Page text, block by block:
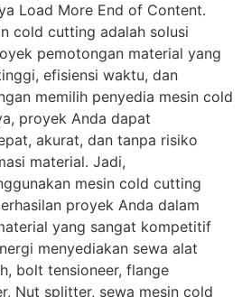
Load More End of Content.
cold cutting adalah solusi
pemotongan material yang
efisiensi waktu, dan
memilih penyedia mesin cold
proyek Anda dapat
akurat, dan tanpa risiko
material. Jadi,
mesin cold cutting
proyek Anda dalam
yang sangat kompetitif
menyediakan sewa alat
bolt tensioneer, flange
Nut splitter, sewa mesin cold